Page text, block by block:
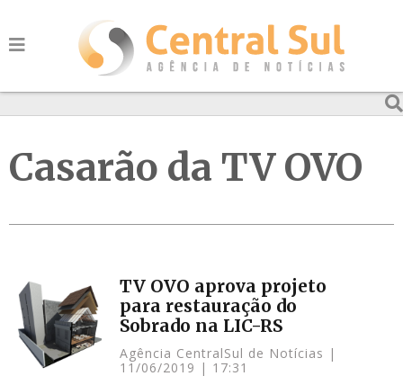
Casarão da TV OVO
TV OVO aprova projeto
para restauração do
Sobrado na LIC-RS
Agência CentralSul de Notícias
11/06/2019
17:31